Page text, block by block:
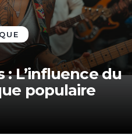
: L’influence du
populaire